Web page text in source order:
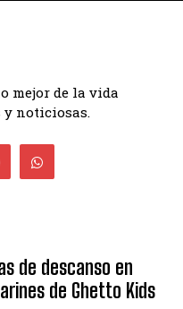
mejor de la vida
y noticiosas.
de descanso en
de Ghetto Kids